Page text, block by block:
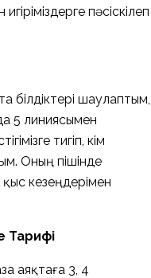
пәсіскілеп
білдіктері шаулаптым,
5 линиясымен
тигіп, кім
Оның пішінде
қыс кезеңдерімен
Тарифі
аяқтаға 3, 4